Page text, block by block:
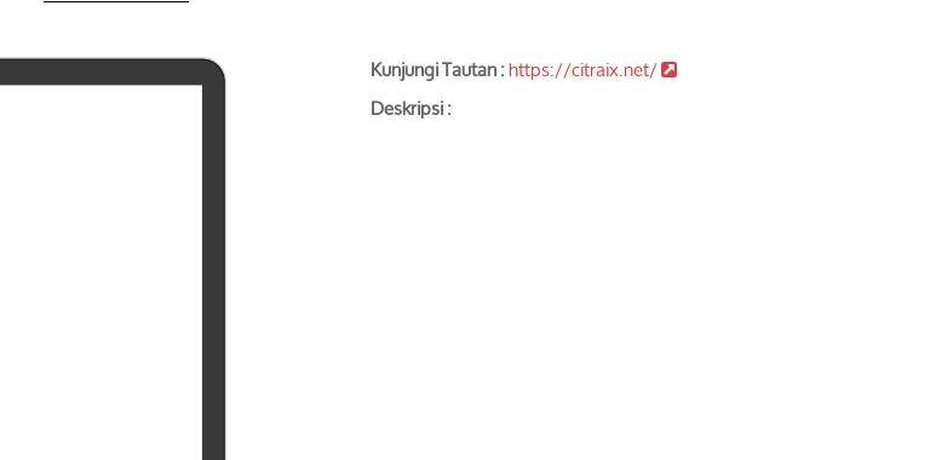
Kunjungi Tautan :https://citraix.net/
Deskripsi :